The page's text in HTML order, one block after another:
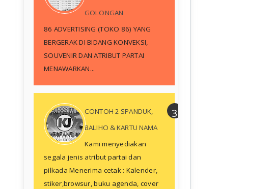
GOLONGAN
86 ADVERTISING (TOKO 86) YANG
BERGERAK DI BIDANG KONVEKSI,
SOUVENIR DAN ATRIBUT PARTAI
MENAWARKAN...
CONTOH 2 SPANDUK,
BALIHO & KARTU NAMA
Kami menyediakan
segala jenis atribut partai dan
pilkada Menerima cetak : Kalender,
stiker,browsur, buku agenda, cover